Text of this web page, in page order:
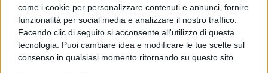
come i cookie per personalizzare contenuti e annunci, fornire
funzionalità per social media e analizzare il nostro traffico.
Facendo clic di seguito si acconsente all'utilizzo di questa
tecnologia. Puoi cambiare idea e modificare le tue scelte sul
consenso in qualsiasi momento ritornando su questo sito
D’altra parte, quelle che allora si chiamavano
“gentili signore” avevano una qualità oggi
rarissima: la consapevolezza del proprio ruolo.